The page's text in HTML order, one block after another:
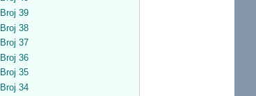
Broj 39
Broj 38
Broj 37
Broj 36
Broj 35
Broj 34